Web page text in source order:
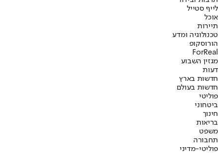
לייף סטייל
אוכל
תיירות
טכנולוגיה ומדע
הורוסקופ
ForReal
מגזין השבוע
דעות
חדשות בארץ
חדשות בעולם
פוליטי
ביטחוני
חינוך
בריאות
משפט
תחבורה
פוליטי-מדיני